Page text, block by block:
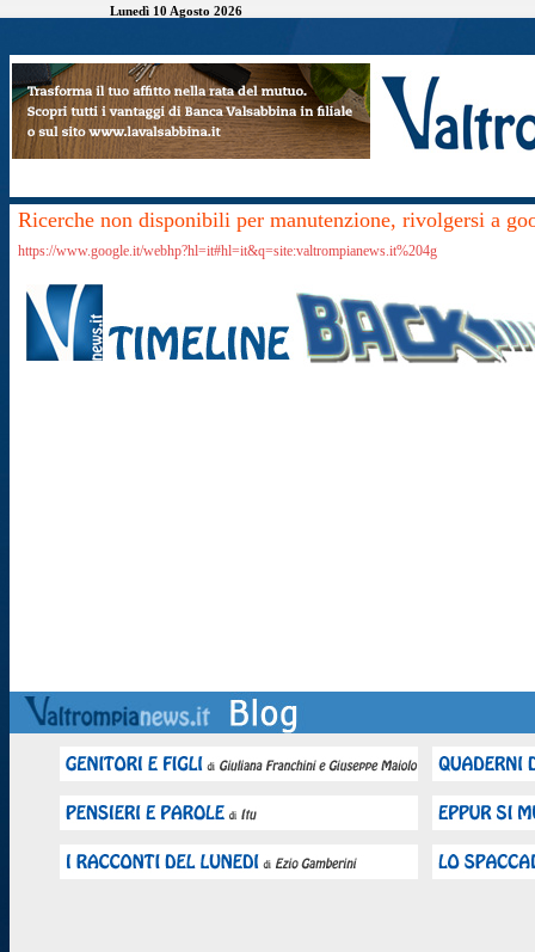
Lunedì 10 Agosto 2026
Ricerche non disponibili per manutenzione, rivolgersi a
https://www.google.it/webhp?hl=it#hl=it&q=site:valtrompianews.it%204g